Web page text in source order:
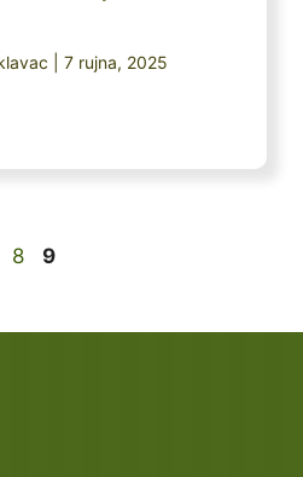
| 7 rujna, 2025
Page
8 Page
9